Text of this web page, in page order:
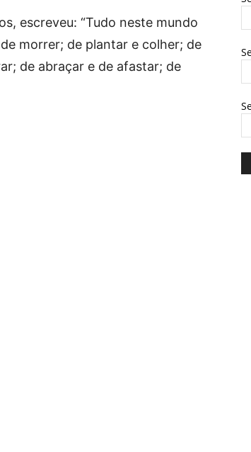
escreveu: “Tudo neste mundo
morrer; de plantar e colher; de
de abraçar e de afastar; de